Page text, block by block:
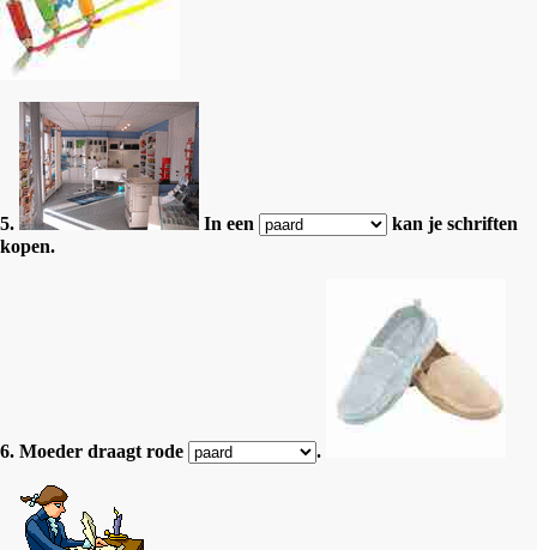
5. In een
kan je schriften
kopen.
6. Moeder draagt rode .